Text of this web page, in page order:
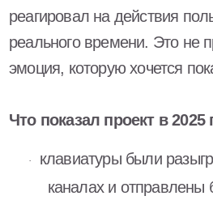
реагировал на действия
реального времени. Это не
эмоция, которую хочется
Что показал проект в 2025
·
клавиатуры были
каналах и отправлены